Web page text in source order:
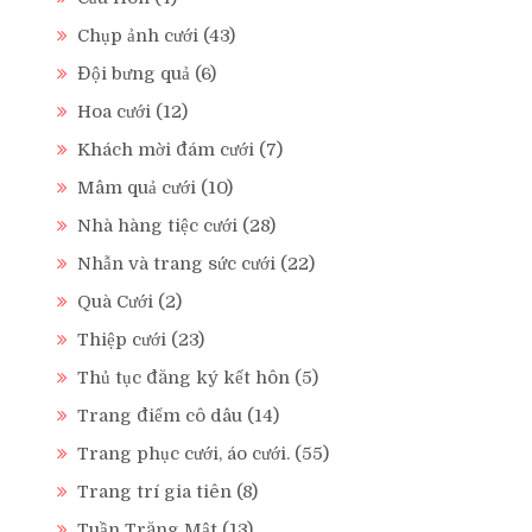
Chụp ảnh cưới (43)
Đội bưng quả (6)
Hoa cưới (12)
Khách mời đám cưới (7)
Mâm quả cưới (10)
Nhà hàng tiệc cưới (28)
Nhẫn và trang sức cưới (22)
Quà Cưới (2)
Thiệp cưới (23)
Thủ tục đăng ký kết hôn (5)
Trang điểm cô dâu (14)
Trang phục cưới, áo cưới. (55)
Trang trí gia tiên (8)